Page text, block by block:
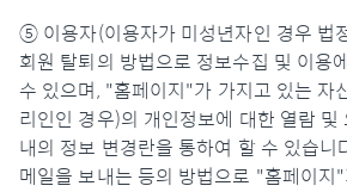
⑤ 이용자(이용자가 미성년자인 경우 법
회원 탈퇴의 방법으로 정보수집 및 이용
수 있으며, "홈페이지"가 가지고 있는 자
리인인 경우)의 개인정보에 대한 열람 및
내의 정보 변경란을 통하여 할 수 있습니
메일을 보내는 등의 방법으로 "홈페이지